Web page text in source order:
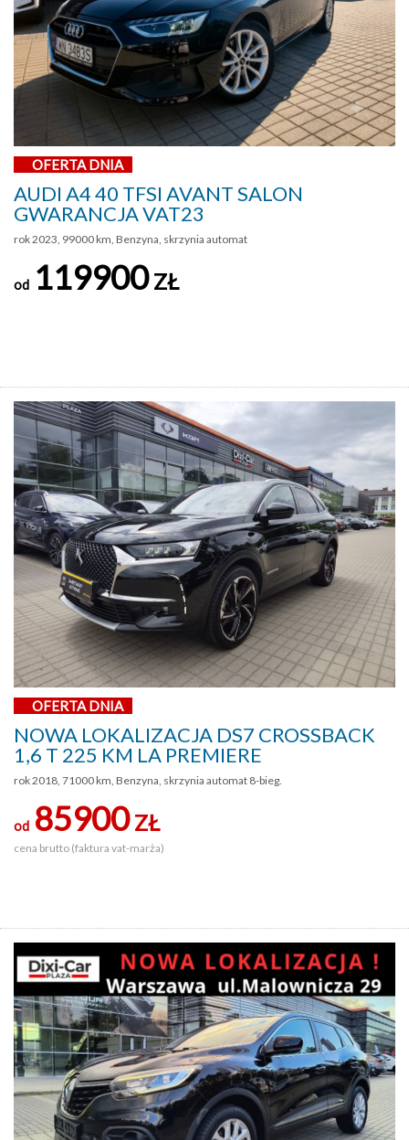
OFERTA DNIA
AUDI A4 40 TFSI AVANT SALON
GWARANCJA VAT23
rok 2023, 99000 km, Benzyna, skrzynia automat
od 119900ZŁ
OFERTA DNIA
NOWA LOKALIZACJA DS7 CROSSBACK
1,6 T 225 KM LA PREMIERE
rok 2018, 71000 km, Benzyna, skrzynia automat 8-bieg.
od 85900ZŁ
cena brutto (faktura vat-marża)